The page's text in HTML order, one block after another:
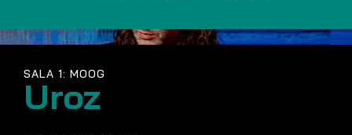
SALA 1: MOOG
Uroz